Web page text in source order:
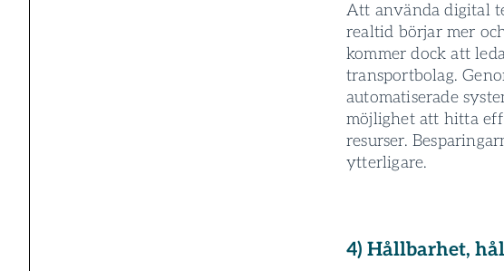
Att använda digital
realtid börjar mer
kommer dock att
transportbolag.
automatiserade
möjlighet att hitta
resurser.
ytterligare.
4) Hållbarhet,